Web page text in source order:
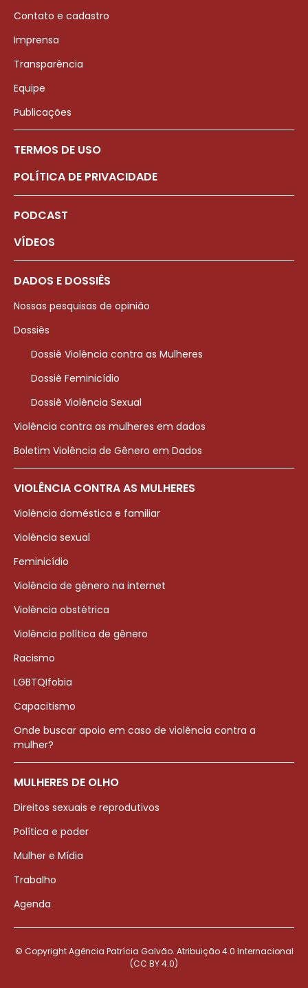
Contato e cadastro
Imprensa
Transparência
Equipe
Publicações
TERMOS DE USO
POLÍTICA DE PRIVACIDADE
PODCAST
VÍDEOS
DADOS E DOSSIÊS
Nossas pesquisas de opinião
Dossiês
Dossiê Violência contra as Mulheres
Dossiê Feminicídio
Dossiê Violência Sexual
Violência contra as mulheres em dados
Boletim Violência de Gênero em Dados
VIOLÊNCIA CONTRA AS MULHERES
Violência doméstica e familiar
Violência sexual
Feminicídio
Violência de gênero na internet
Violência obstétrica
Violência política de gênero
Racismo
LGBTQIfobia
Capacitismo
Onde buscar apoio em caso de violência contra a
mulher?
MULHERES DE OLHO
Direitos sexuais e reprodutivos
Política e poder
Mulher e Mídia
Trabalho
Agenda
© Copyright Agência Patrícia Galvão. Atribuição 4.0 Internacional
(CC BY 4.0)